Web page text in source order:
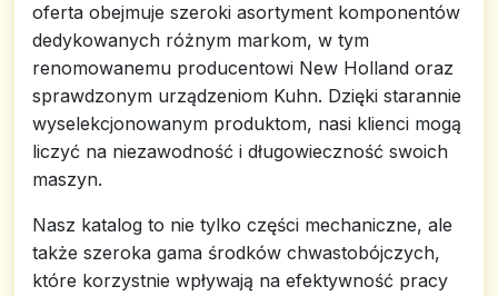
oferta obejmuje szeroki asortyment komponentów
dedykowanych różnym markom, w tym
renomowanemu producentowi New Holland oraz
sprawdzonym urządzeniom Kuhn. Dzięki starannie
wyselekcjonowanym produktom, nasi klienci mogą
liczyć na niezawodność i długowieczność swoich
maszyn.
Nasz katalog to nie tylko części mechaniczne, ale
także szeroka gama środków chwastobójczych,
które korzystnie wpływają na efektywność pracy